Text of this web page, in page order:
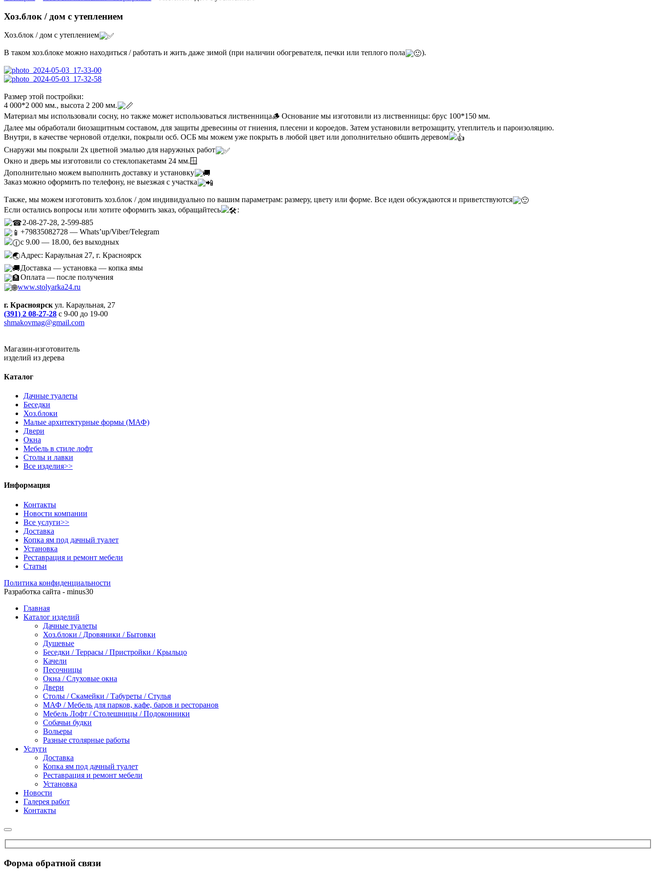
Хоз.блок / дом с утеплением
Хоз.блок / дом с утеплением
В таком хоз.блоке можно находиться / работать и жить даже зимой (при наличии обогревателя, печки или теплого пола ).
Размер этой постройки:
4 000*2 000 мм., высота 2 200 мм.
Материал мы использовали сосну, но также может использоваться лиственница🪵 Основание мы изготовили из лиственницы: брус 100*150 мм.
Далее мы обработали биозащитным составом, для защиты древесины от гниения, плесени и короедов. Затем установили ветрозащиту, утеплитель и пароизоляцию.
Внутри, в качестве черновой отделки, покрыли осб. ОСБ мы можем уже покрыть в любой цвет или дополнительно обшить деревом
Снаружи мы покрыли 2х цветной эмалью для наружных работ
Окно и дверь мы изготовили со стеклопакетамм 24 мм.🪟
Дополнительно можем выполнить доставку и установку
Заказ можно оформить по телефону, не выезжая с участка
Также, мы можем изготовить хоз.блок / дом индивидуально по вашим параметрам: размеру, цвету или форме. Все идеи обсуждаются и приветствуются
Если остались вопросы или хотите оформить заказ, обращайтесь
:
2-08-27-28, 2-599-885
+79835082728 — Whats’up/Viber/Telegram
с 9.00 — 18.00, без выходных
Адрес: Караульная 27, г. Красноярск
Доставка — установка — копка ямы
Оплата — после получения
www.stolyarka24.ru
г. Красноярск ул. Караульная, 27
(391) 2 08-27-28 с 9-00 до 19-00
shmakovmag@gmail.com
Магазин-изготовитель
изделий из дерева
Каталог
Дачные туалеты
Беседки
Хоз.блоки
Малые архитектурные формы (МАФ)
Двери
Окна
Мебель в стиле лофт
Столы и лавки
Все изделия>>
Информация
Контакты
Новости компании
Все услуги>>
Доставка
Копка ям под дачный туалет
Установка
Реставрация и ремонт мебели
Статьи
Политика конфиденциальности
Разработка сайта - minus30
Главная
Каталог изделий
Дачные туалеты
Хоз.блоки / Дровяники / Бытовки
Душевые
Беседки / Террасы / Пристройки / Крыльцо
Качели
Песочницы
Окна / Слуховые окна
Двери
Столы / Скамейки / Табуреты / Стулья
МАФ / Мебель для парков, кафе, баров и ресторанов
Мебель Лофт / Столешницы / Подоконники
Собачьи будки
Вольеры
Разные столярные работы
Услуги
Доставка
Копка ям под дачный туалет
Реставрация и ремонт мебели
Установка
Новости
Галерея работ
Контакты
Форма обратной связи